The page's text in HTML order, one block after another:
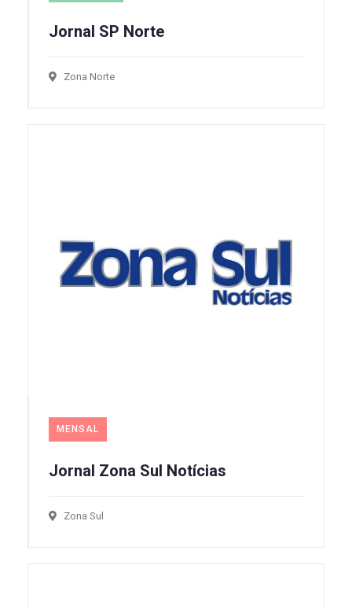
Jornal SP Norte
Zona Norte
MENSAL
Jornal Zona Sul Notícias
Zona Sul